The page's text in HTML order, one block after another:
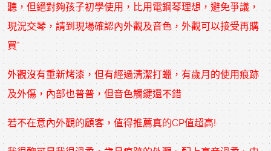
聽，但絕對夠孩子初學使用，比用電鋼琴理想，避免爭議，
現況交琴，請到現場確認內外觀及音色，外觀可以接受再購
買"
外觀沒有重新烤漆，但有經過清潔打蠟，有歲月的使用痕跡
及外傷，內部也普普，但音色觸鍵還不錯
若不在意內外觀的顧客，值得推薦真的CP值超高!